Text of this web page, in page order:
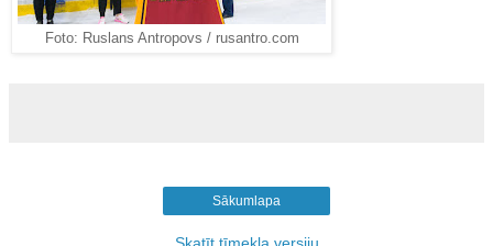
Foto: Ruslans Antropovs / rusantro.com
Sākumlapa